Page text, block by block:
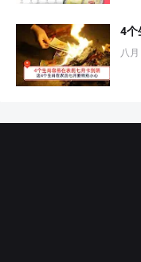
4个
八